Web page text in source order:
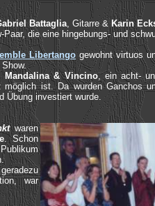
Battaglia, Gitarre & Karin
die eine hingebungs- und
Libertango gewohnt virtuos
Mandalina & Vincino, ein acht-
möglich ist. Da wurden Ganchos
Übung investiert wurde.
waren
. Schon
war